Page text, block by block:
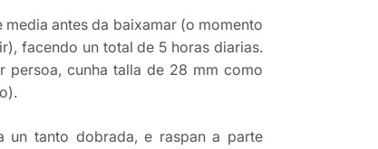
antes da baixamar (o momento
facendo un total de 5 horas diarias.
persoa, cunha talla de 28 mm como
un tanto dobrada, e raspan a parte